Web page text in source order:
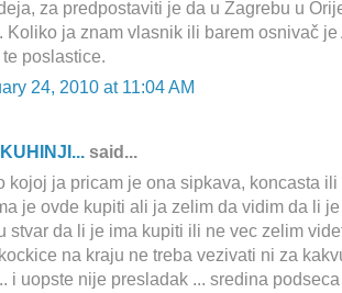
za predpostaviti je da u Zagrebu u
Koliko ja znam vlasnik ili barem osnivač
poslastice.
24, 2010 at 11:04 AM
said...
kojoj ja pricam je ona sipkava, koncasta
je ovde kupiti ali ja zelim da vidim da li
stvar da li je ima kupiti ili ne vec zelim
kockice na kraju ne treba vezivati ni za
i uopste nije presladak ... sredina